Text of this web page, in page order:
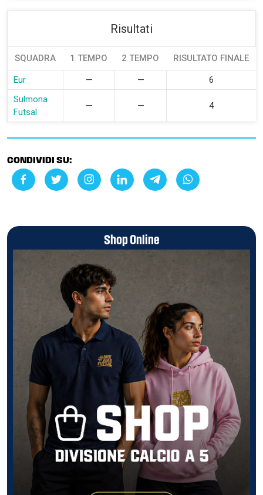
Risultati
SQUADRA 1 TEMPO 2 TEMPO RISULTATO FINALE
Eur — —
6
Sulmona
Futsal
— — 4
CONDIVIDI SU:
Shop Online